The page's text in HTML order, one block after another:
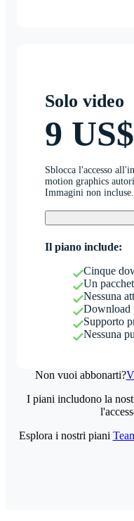
Solo video
9 US$
Sblocca l'accesso
motion graphics
Immagini non incluse.
Il piano include:
Cinque
Un
Nessuna
Download
Supporto
Nessuna
Non vuoi abbonarti?
I piani includono la
Esplora i nostri piani